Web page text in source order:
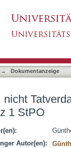
→ Dokumentanzeige
nicht
1 StPO
Autor(en):